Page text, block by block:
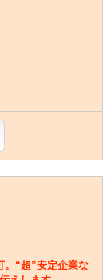
。“超”安定企業な